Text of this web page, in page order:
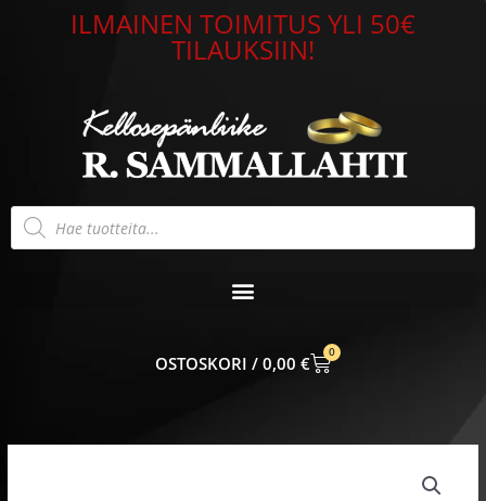
ILMAINEN TOIMITUS YLI 50€
TILAUKSIIN!
Products
search
0,00 €
0
CART